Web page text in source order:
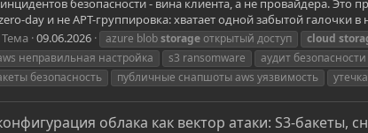
day и не APT-группировка: хватает одной забытой
Тема 09.06.2026 azure blobstorageоткрытый доступ cloud
неправильная настройка
s3 ransomware аудит
безопасность
публичные снапшоты aws уязвимость
облака как вектор атаки: S3-бакеты,